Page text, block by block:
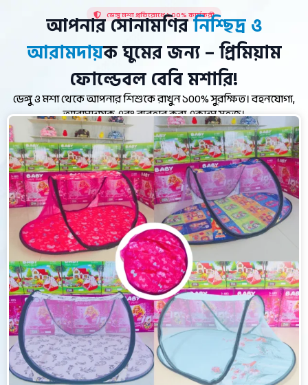
ডেঙ্গু মশা প্রতিরোধে ১০০% কার্যকরী
আপনার সোনামণিরনিশ্ছিদ্র ও
আরামদায়কঘুমের জন্য – প্রিমিয়াম
ফোল্ডেবল বেবি মশারি!
ডেঙ্গু ও মশা থেকে আপনার শিশুকে রাখুন ১০০% সুরক্ষিত। বহনযোগ্য,
আরামদায়ক এবং ব্যবহার করা একদম সহজ।